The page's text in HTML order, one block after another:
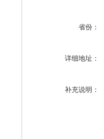
省份：
详细地址：
补充说明：